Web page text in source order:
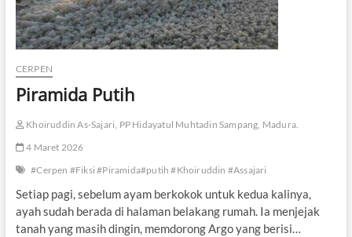
a
h
CERPEN
Piramida Putih
Khoiruddin As-Sajari, PP Hidayatul Muhtadin Sampang, Madura.
4 Maret 2026
#Cerpen #Fiksi #Piramida#putih #Khoiruddin #Assajari
Setiap pagi, sebelum ayam berkokok untuk kedua kalinya,
ayah sudah berada di halaman belakang rumah. Ia menjejak
tanah yang masih dingin, memdorong Argo yang berisi…